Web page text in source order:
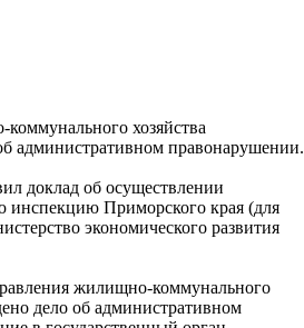
хозяйства
административном правонарушении.
доклад об осуществлении
инспекцию Приморского края (для
экономического развития
жилищно-коммунального
дело об административном